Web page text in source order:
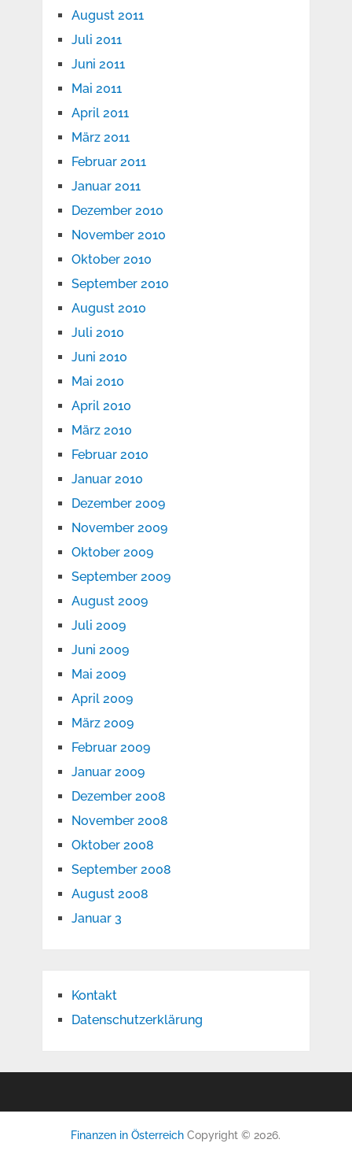
August 2011
Juli 2011
Juni 2011
Mai 2011
April 2011
März 2011
Februar 2011
Januar 2011
Dezember 2010
November 2010
Oktober 2010
September 2010
August 2010
Juli 2010
Juni 2010
Mai 2010
April 2010
März 2010
Februar 2010
Januar 2010
Dezember 2009
November 2009
Oktober 2009
September 2009
August 2009
Juli 2009
Juni 2009
Mai 2009
April 2009
März 2009
Februar 2009
Januar 2009
Dezember 2008
November 2008
Oktober 2008
September 2008
August 2008
Januar 3
Kontakt
Datenschutzerklärung
Finanzen in Österreich Copyright © 2026.